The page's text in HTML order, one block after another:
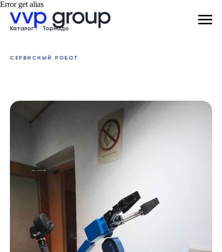
Error get alias
Каталог / Торнадо
СЕРВИСНЫЙ РОБОТ